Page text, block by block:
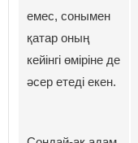
емес, сонымен
қатар оның
кейінгі өміріне де
әсер етеді екен.